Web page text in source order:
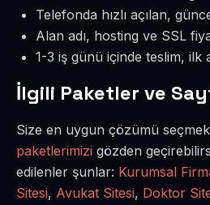
Telefonda hızlı açılan,
Alan adı, hosting ve SSL
1-3 iş günü içinde teslim, ilk
İlgili Paketler ve
Size en uygun çözümü
paketlerimizi gözden
edilenler şunlar: Kurumsal
Sitesi, Avukat Sitesi, Doktor